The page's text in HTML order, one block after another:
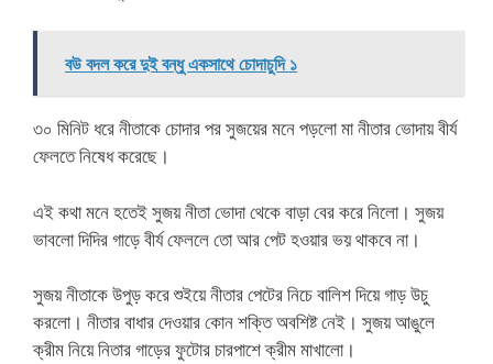
বউ বদল করে দুই বন্ধু একসাথে চোদাচুদি ১
৩০ মিনিট ধরে নীতাকে চোদার পর সুজয়ের মনে পড়লো মা নীতার ভোদায় বীর্য
ফেলতে নিষেধ করেছে।
এই কথা মনে হতেই সুজয় নীতা ভোদা থেকে বাড়া বের করে নিলো। সুজয়
ভাবলো দিদির গাড়ে বীর্য ফেললে তো আর পেট হওয়ার ভয় থাকবে না।
সুজয় নীতাকে উপুড় করে শুইয়ে নীতার পেটের নিচে বালিশ দিয়ে গাড় উচু
করলো। নীতার বাধার দেওয়ার কোন শক্তি অবশিষ্ট নেই। সুজয় আঙুলে
ক্রীম নিয়ে নিতার গাড়ের ফুটোর চারপাশে ক্রীম মাখালো।